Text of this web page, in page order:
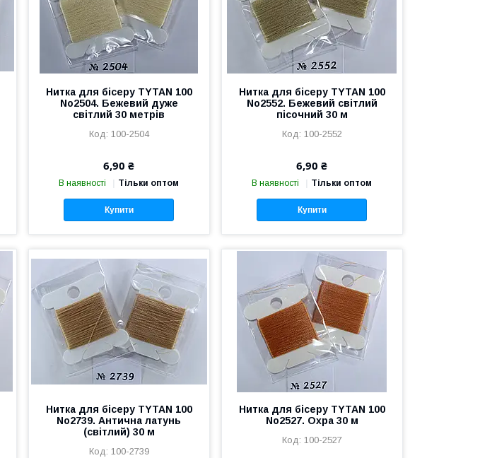
Нитка для бісеру TYTAN 100
No2504. Бежевий дуже
світлий 30 метрів
100-2504
6,90 ₴
В наявності Тільки оптом
Купити
Нитка для бісеру TYTAN 100
No2552. Бежевий світлий
пісочний 30 м
100-2552
6,90 ₴
В наявності Тільки оптом
Купити
Нитка для бісеру TYTAN 100
No2739. Антична латунь
(світлий) 30 м
100-2739
Нитка для бісеру TYTAN 100
No2527. Охра 30 м
100-2527